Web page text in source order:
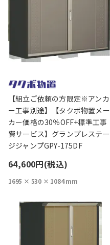
【組立ご依頼の方限定※アンカ
ー工事別途】【タクボ物置メー
カー価格の30％OFF+標準工事
費サービス】グランプレステー
ジジャンプGPY-175DF
64,600円(税込)
1695 × 530 × 1084 mm